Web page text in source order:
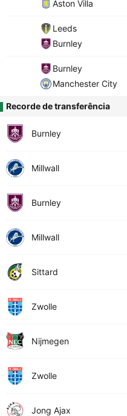
Aston Villa
Leeds
Burnley
Burnley
Manchester City
Recorde de transferência
Burnley
Millwall
Burnley
Millwall
Sittard
Zwolle
Nijmegen
Zwolle
Jong Ajax